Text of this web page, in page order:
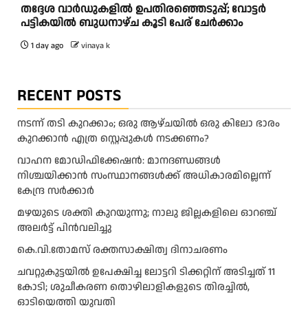
തദ്ദേശ വാർഡുകളിൽ ഉപതിരഞ്ഞെടുപ്പ്; വോട്ടർ
പട്ടികയിൽ ബുധനാഴ്ച കൂടി പേര് ചേർക്കാം
1 day ago vinaya k
RECENT POSTS
നടന്ന് തടി കുറക്കാം; ഒരു ആഴ്ചയിൽ ഒരു കിലോ ഭാരം
കുറക്കാൻ എത്ര സ്റ്റെപ്പുകൾ നടക്കണം?
വാഹന മോഡിഫിക്കേഷൻ: മാനദണ്ഡങ്ങൾ
നിശ്ചയിക്കാൻ സംസ്ഥാനങ്ങൾക്ക് അധികാരമില്ലെന്ന്
കേന്ദ്ര സർക്കാർ
മ​ഴ​യു​ടെ ശ​ക്തി കു​റ​യു​ന്നു; നാ​ലു ജി​ല്ല​ക​ളി​ലെ ഓ​റ​ഞ്ച്
അ​ല​ർ​ട്ട് പി​ൻ​വ​ലി​ച്ചു
കെ.വി.തോമസ് രക്തസാക്ഷിത്വ ദിനാചരണം
ചവറ്റുകുട്ടയിൽ ഉപേക്ഷിച്ച ലോട്ടറി ടിക്കറ്റിന് അടിച്ചത് 11
കോടി; ശുചീകരണ തൊഴിലാളികളുടെ തിരച്ചിൽ,
ഓടിയെത്തി യുവതി